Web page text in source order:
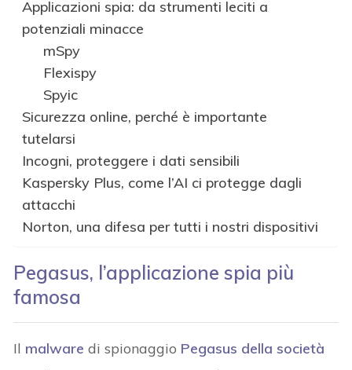
Applicazioni spia: da strumenti leciti a
potenziali minacce
mSpy
Flexispy
Spyic
Sicurezza online, perché è importante
tutelarsi
Incogni, proteggere i dati sensibili
Kaspersky Plus, come l’AI ci protegge dagli
attacchi
Norton, una difesa per tutti i nostri dispositivi
Pegasus, l’applicazione spia più
famosa
Il malware di spionaggio Pegasus della società